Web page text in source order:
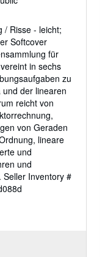
/ Risse - leicht;
Softcover
für
in sechs
zu
der linearen
reicht von
von Geraden
lineare
und
und
Seller Inventory #